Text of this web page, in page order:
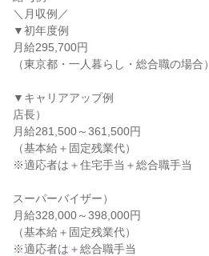
＼月収例／
▼初年度例
月給295,700円
（東京都・一人暮らし・総合職の場合）
▼キャリアアップ例
店長）
月給281,500～361,500円
（基本給＋固定残業代）
※適応者は＋住宅手当＋総合職手当
スーパーバイザー）
月給328,000～398,000円
（基本給＋固定残業代）
※適応者は＋総合職手当